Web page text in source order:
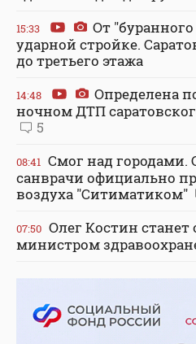
15:33
От
ударной стройке.
до третьего этажа
14:48
Определена
ночном ДТП
5
08:41 Смог над городами.
санврачи официально
воздуха "Ситиматиком"
07:50 Олег Костин
министром